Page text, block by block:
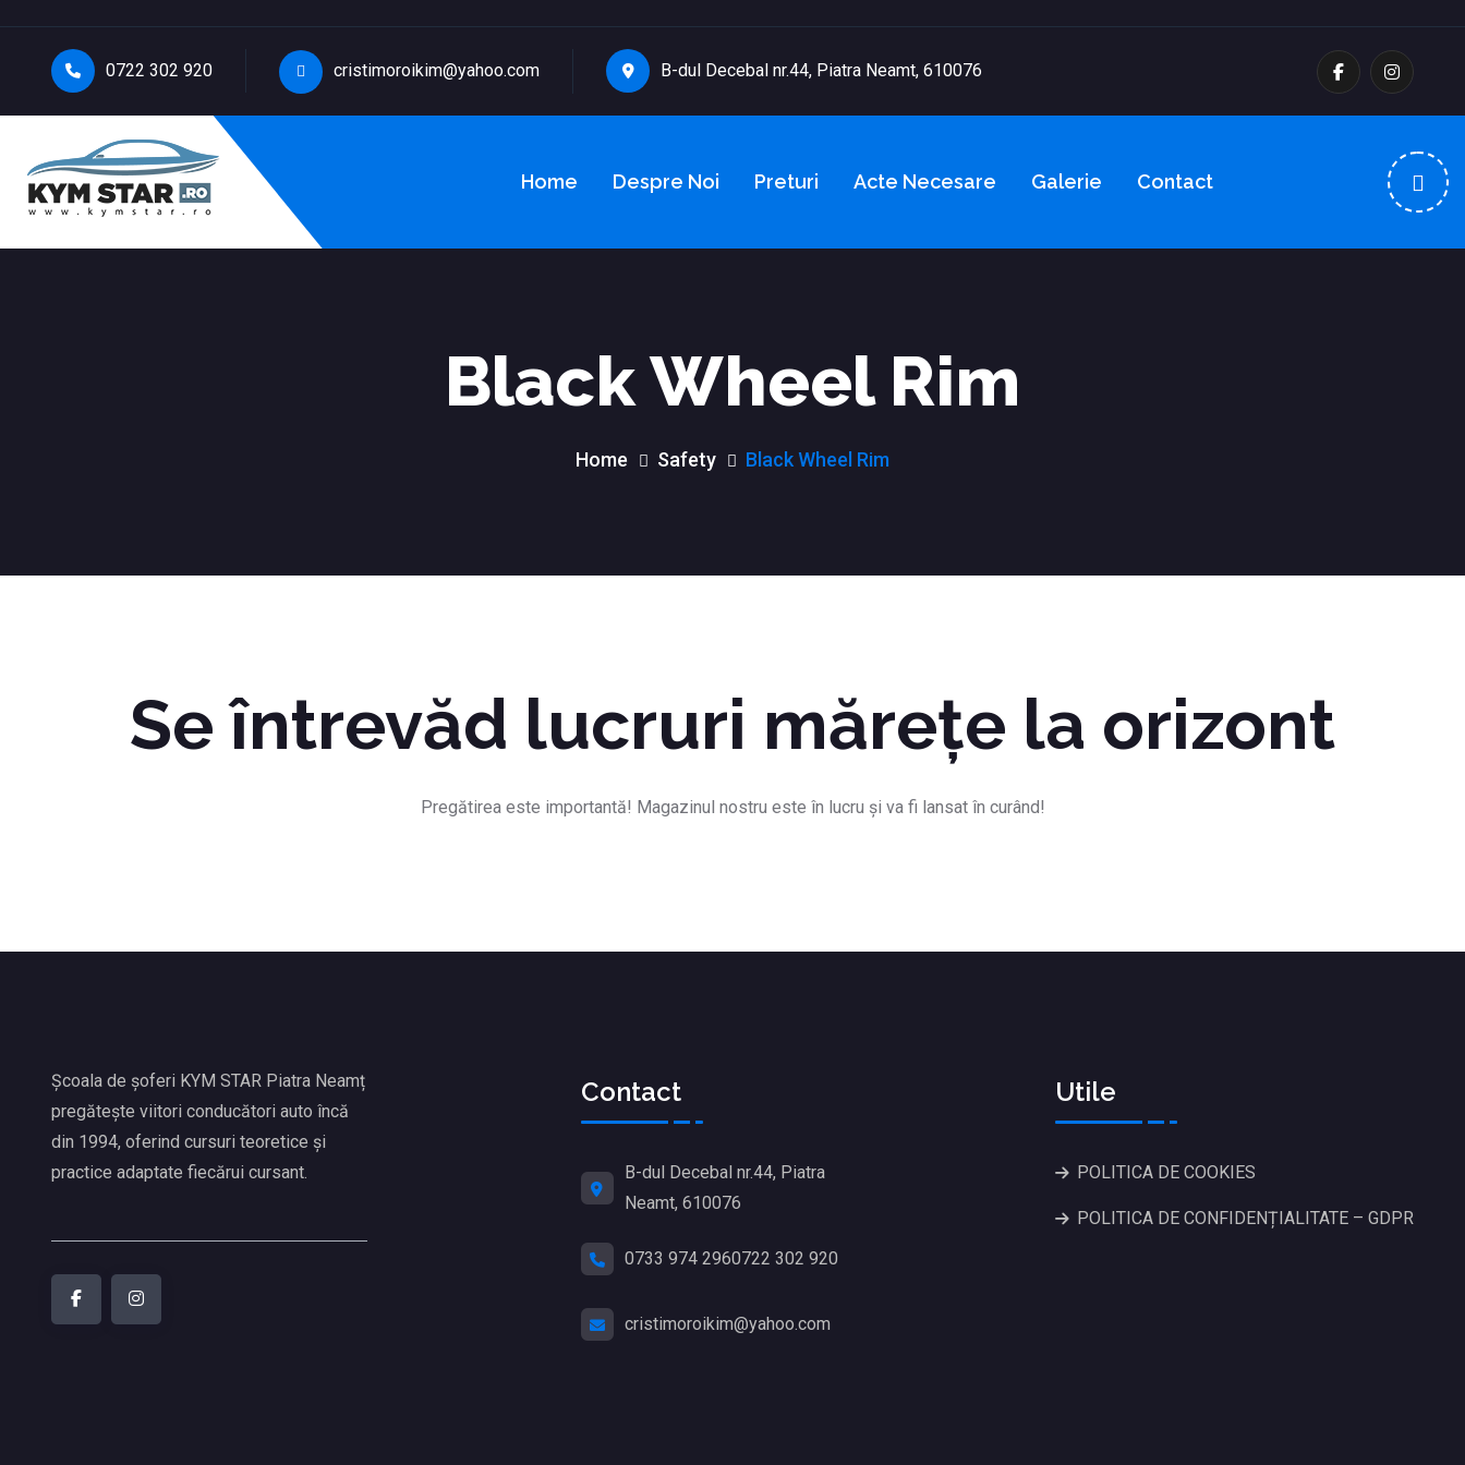
0722 302 920 cristimoroikim@yahoo.com B-dul Decebal nr.44, Piatra Neamt, 610076
Home Despre Noi Preturi Acte Necesare Galerie Contact
Black Wheel Rim
Home Safety Black Wheel Rim
Se întrevăd lucruri mărețe la orizont
Pregătirea este importantă! Magazinul nostru este în lucru și va fi lansat în curând!
Școala de șoferi KYM STAR Piatra Neamț
pregătește viitori conducători auto încă
din 1994, oferind cursuri teoretice și
practice adaptate fiecărui cursant.
Contact
B-dul Decebal nr.44, Piatra
Neamt, 610076
0733 974 2960722 302 920
cristimoroikim@yahoo.com
Utile
POLITICA DE COOKIES
POLITICA DE CONFIDENȚIALITATE – GDPR